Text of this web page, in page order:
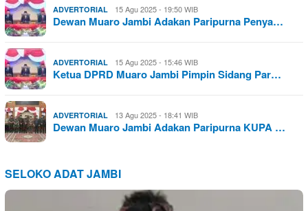
ADVERTORIAL 15 Agu 2025 - 19:50 WIB
Dewan Muaro Jambi Adakan Paripurna Penya…
ADVERTORIAL 15 Agu 2025 - 15:46 WIB
Ketua DPRD Muaro Jambi Pimpin Sidang Par…
ADVERTORIAL 13 Agu 2025 - 18:41 WIB
Dewan Muaro Jambi Adakan Paripurna KUPA …
SELOKO ADAT JAMBI